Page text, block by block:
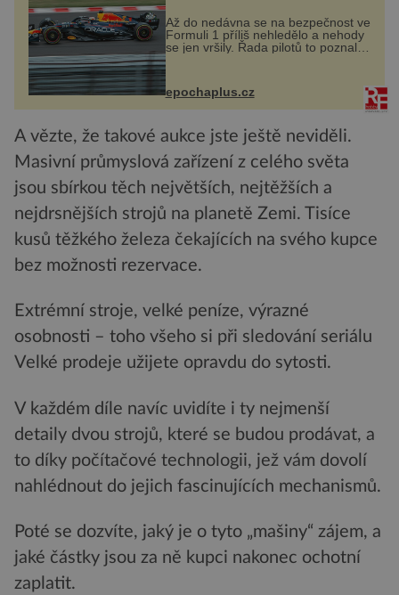
Až do nedávna se na bezpečnost ve
Formuli 1 příliš nehledělo a nehody
se jen vršily. Řada pilotů to poznala
na vlastní kůži, často s trvalými
následky nebo bohužel i ztrátou
života. Dnes nepochopiteln...
epochaplus.cz
A vězte, že takové aukce jste ještě neviděli.
Masivní průmyslová zařízení z celého světa
jsou sbírkou těch největších, nejtěžších a
nejdrsnějších strojů na planetě Zemi. Tisíce
kusů těžkého železa čekajících na svého kupce
bez možnosti rezervace.
Extrémní stroje, velké peníze, výrazné
osobnosti – toho všeho si při sledování seriálu
Velké prodeje užijete opravdu do sytosti.
V každém díle navíc uvidíte i ty nejmenší
detaily dvou strojů, které se budou prodávat, a
to díky počítačové technologii, jež vám dovolí
nahlédnout do jejich fascinujících mechanismů.
Poté se dozvíte, jaký je o tyto „mašiny“ zájem, a
jaké částky jsou za ně kupci nakonec ochotní
zaplatit.